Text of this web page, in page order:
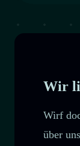
Wir
Wirf
über